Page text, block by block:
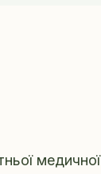
медичної